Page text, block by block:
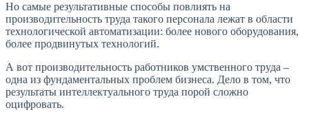
Но самые результативные способы повлиять на
производительность труда такого персонала лежат в области
технологической автоматизации: более нового оборудования,
более продвинутых технологий.
А вот производительность работников умственного труда –
одна из фундаментальных проблем бизнеса. Дело в том, что
результаты интеллектуального труда порой сложно
оцифровать.